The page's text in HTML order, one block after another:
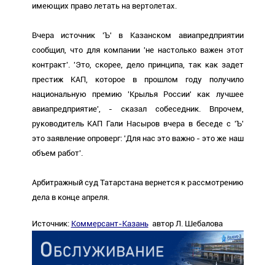
имеющих право летать на вертолетах.
Вчера источник 'Ъ' в Казанском авиапредприятии
сообщил, что для компании 'не настолько важен этот
контракт'. 'Это, скорее, дело принципа, так как задет
престиж КАП, которое в прошлом году получило
национальную премию 'Крылья России' как лучшее
авиапредприятие', - сказал собеседник. Впрочем,
руководитель КАП Гали Насыров вчера в беседе с 'Ъ'
это заявление опроверг: 'Для нас это важно - это же наш
объем работ'.
Арбитражный суд Татарстана вернется к рассмотрению
дела в конце апреля.
Источник: Коммерсант-Казаньавтор Л. Шебалова